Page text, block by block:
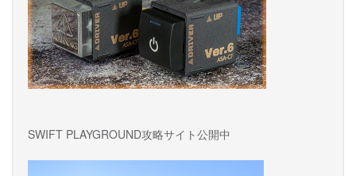
SWIFT PLAYGROUND攻略サイト公開中